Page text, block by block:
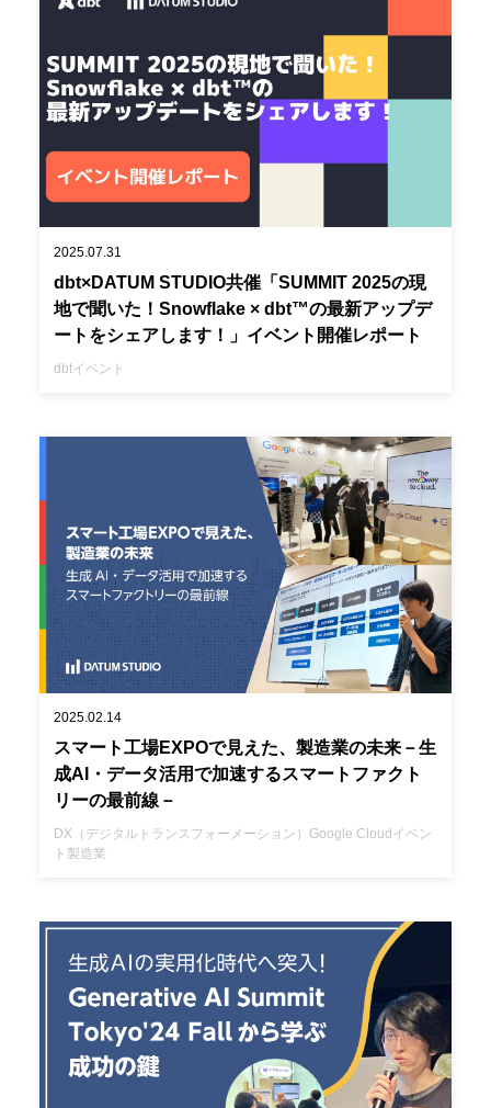
2025.07.31
dbt×DATUM STUDIO共催「SUMMIT 2025の現
地で聞いた！Snowflake × dbt™の最新アップデ
ートをシェアします！」イベント開催レポート
dbtイベント
2025.02.14
スマート工場EXPOで見えた、製造業の未来－生
成AI・データ活用で加速するスマートファクト
リーの最前線－
DX（デジタルトランスフォーメーション） Google Cloudイベン
ト 製造業